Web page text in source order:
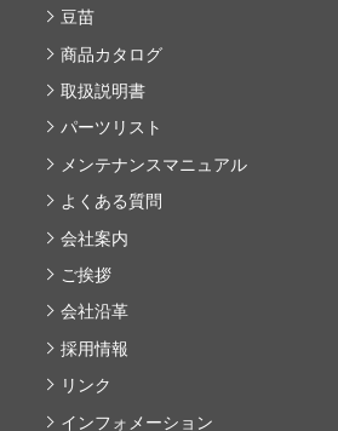
豆苗
商品カタログ
取扱説明書
パーツリスト
メンテナンスマニュアル
よくある質問
会社案内
ご挨拶
会社沿革
採用情報
リンク
インフォメーション